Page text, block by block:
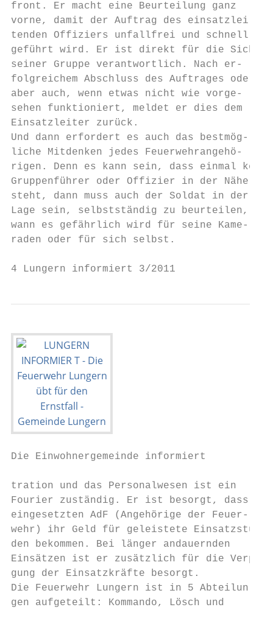
front. Er macht eine Beurteilung ganz
vorne, damit der Auftrag des
tenden Offiziers unfallfrei und schnell
geführt wird. Er ist direkt für die
seiner Gruppe verantwortlich. Nach er-
folgreichem Abschluss des Auftrages
aber auch, wenn etwas nicht wie vorge-
sehen funktioniert, meldet er dies dem
Einsatzleiter zurück.
Und dann erfordert es auch das bestmög-
liche Mitdenken jedes
rigen. Denn es kann sein, dass einmal
Gruppenführer oder Offizier in der Nähe
steht, dann muss auch der Soldat in der
Lage sein, selbstständig zu beurteilen,
wann es gefährlich wird für seine Kame-
raden oder für sich selbst.
4 Lungern informiert 3/2011
Die Einwohnergemeinde informiert
tration und das Personalwesen ist ein
Fourier zuständig. Er ist besorgt,
eingesetzten AdF (Angehörige der
wehr) ihr Geld für geleistete Einsatzstun-
den bekommen. Bei länger
Einsätzen ist er zusätzlich für die
gung der Einsatzkräfte besorgt.
Die Feuerwehr Lungern ist in 5
gen aufgeteilt: Kommando, Lösch